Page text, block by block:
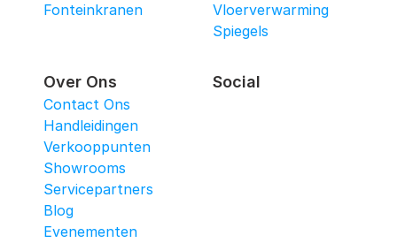
Fonteinkranen
Vloerverwarming
Spiegels
Over Ons
Contact Ons
Handleidingen
Verkooppunten
Showrooms
Servicepartners
Blog
Evenementen
Social